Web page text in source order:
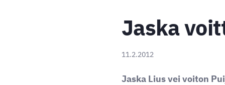
Jaska
11.2.2012
Jaska Lius vei voiton